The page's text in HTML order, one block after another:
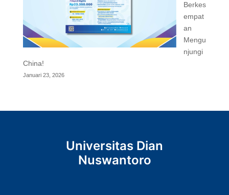
Berkes
empat
an
Mengu
njungi
China!
Januari 23, 2026
Universitas Dian
Nuswantoro